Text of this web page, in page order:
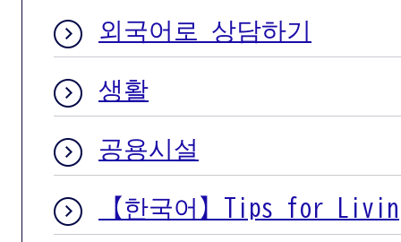
외국어로 상담하기
생활
공용시설
【한국어】Tips for